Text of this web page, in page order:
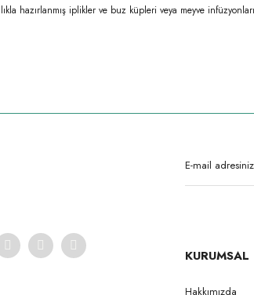
hazırlanmış iplikler ve buz küpleri veya meyve
KURUMSAL
Hakkımızda